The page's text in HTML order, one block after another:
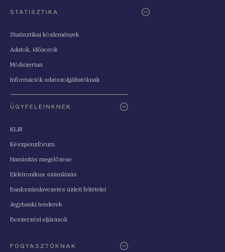
STATISZTIKA
Statisztikai közlemények
Adatok, idősorok
Módszertan
Információk adatszolgáltatóknak
ÜGYFELEINKNEK
KLIR
Készpénzfórum
Hamisítás megelőzése
Elektronikus számlázás
Bankszámlavezetés üzleti feltételei
Jegybanki tenderek
Beszerzési eljárások
FOGYASZTÓKNAK